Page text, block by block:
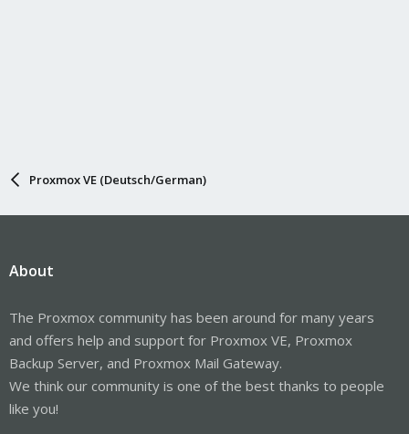
Proxmox VE (Deutsch/German)
About
The Proxmox community has been around for many years
and offers help and support for Proxmox VE, Proxmox
Backup Server, and Proxmox Mail Gateway.
We think our community is one of the best thanks to people
like you!